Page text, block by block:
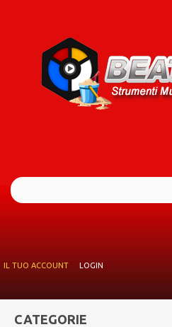
IL TUO ACCOUNT
LOGIN
CATEGORIE